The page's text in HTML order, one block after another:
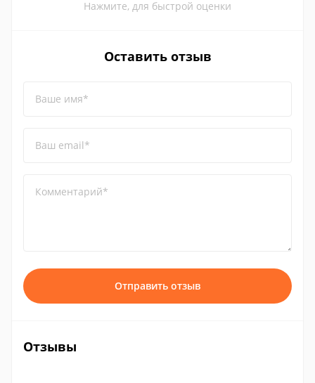
Нажмите, для быстрой оценки
Оставить отзыв
Ваше имя*
Ваш email*
Комментарий*
Отправить отзыв
Отзывы